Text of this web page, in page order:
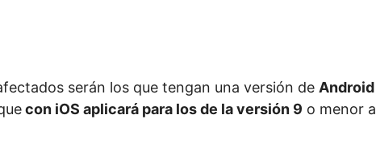
serán los que tengan una versión de Android
con iOS aplicará para los de la versión 9 o menor a